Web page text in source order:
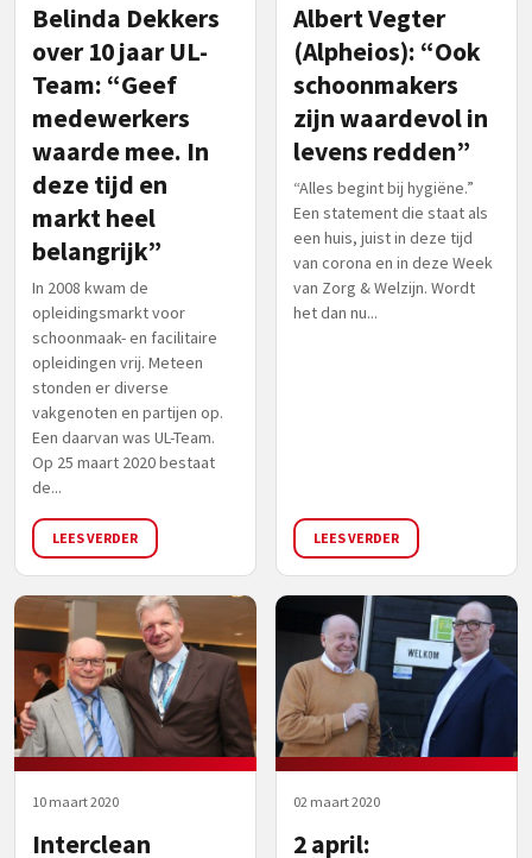
Belinda Dekkers
over 10 jaar UL-
Team: “Geef
medewerkers
waarde mee. In
deze tijd en
markt heel
belangrijk”
In 2008 kwam de
opleidingsmarkt voor
schoonmaak- en facilitaire
opleidingen vrij. Meteen
stonden er diverse
vakgenoten en partijen op.
Een daarvan was UL-Team.
Op 25 maart 2020 bestaat
de...
LEES VERDER
Albert Vegter
(Alpheios): “Ook
schoonmakers
zijn waardevol in
levens redden”
“Alles begint bij hygiëne.”
Een statement die staat als
een huis, juist in deze tijd
van corona en in deze Week
van Zorg & Welzijn. Wordt
het dan nu...
LEES VERDER
10 maart 2020
Interclean
02 maart 2020
2 april: